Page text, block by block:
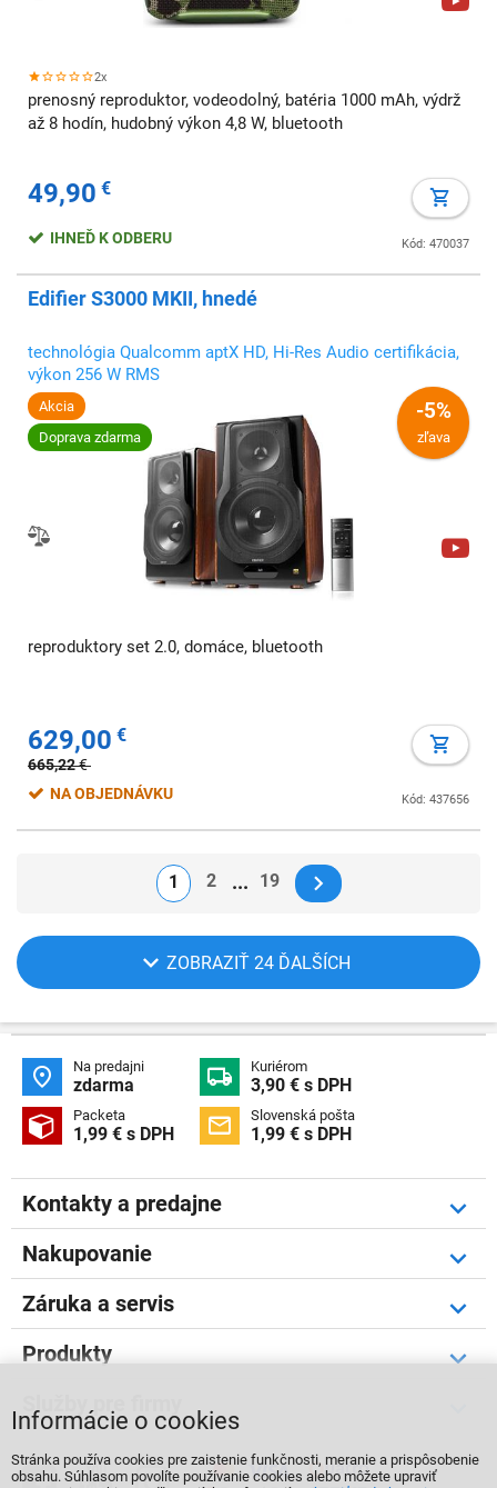
2x
prenosný reproduktor, vodeodolný, batéria 1000 mAh, výdrž
až 8 hodín, hudobný výkon 4,8 W, bluetooth
49,90 €
Kód: 470037
IHNEĎ K ODBERU
Edifier S3000 MKII, hnedé
technológia Qualcomm aptX HD, Hi-Res Audio certifikácia,
výkon 256 W RMS
Akcia
Doprava zdarma
-5%
zľava
reproduktory set 2.0, domáce, bluetooth
629,00 €
665,22€
Kód: 437656
NA OBJEDNÁVKU
1 2 19
ZOBRAZIŤ 24 ĎALŠÍCH
 Na predajni
zdarma  Kuriérom
3,90 € s DPH
 Packeta
1,99 € s DPH  Slovenská pošta
1,99 € s DPH
Kontakty a predajne
Nakupovanie
Záruka a servis
Produkty
Služby pre firmy
Informácie o cookies
Stránka používa cookies pre zaistenie funkčnosti, meranie a prispôsobenie
obsahu. Súhlasom povolíte používanie cookies alebo môžete upraviť